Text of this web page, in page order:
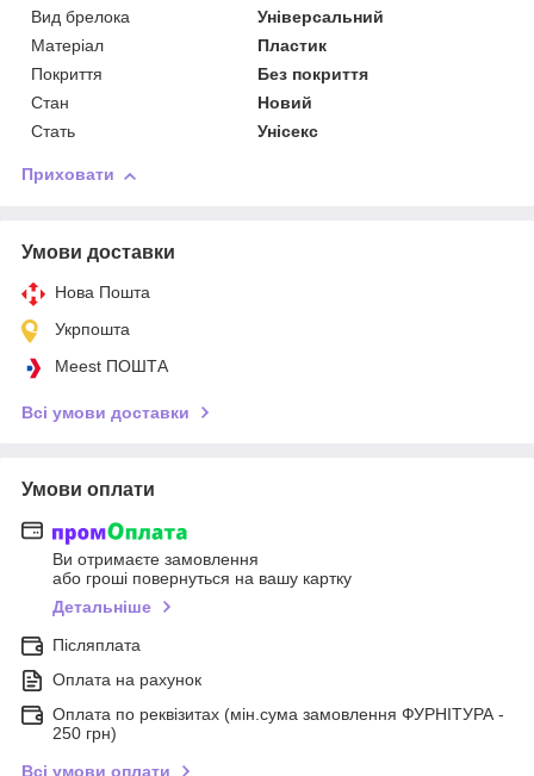
Вид брелока
Універсальний
Матеріал
Пластик
Покриття
Без покриття
Стан
Новий
Стать
Унісекс
Приховати
Умови доставки
Нова Пошта
Укрпошта
Meest ПОШТА
Всі умови доставки
Умови оплати
Ви отримаєте замовлення
або гроші повернуться на вашу картку
Детальніше
Післяплата
Оплата на рахунок
Оплата по реквізитах (мін.сума замовлення ФУРНІТУРА -
250 грн)
Всі умови оплати